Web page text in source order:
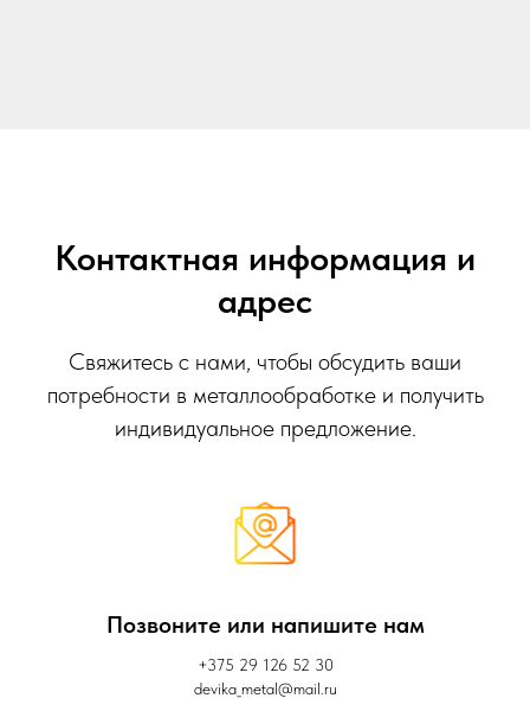
Контактная информация и
адрес
Свяжитесь с нами, чтобы обсудить ваши
потребности в металлообработке и получить
индивидуальное предложение.
Позвоните или напишите нам
+375 29 126 52 30
devika_metal@mail.ru